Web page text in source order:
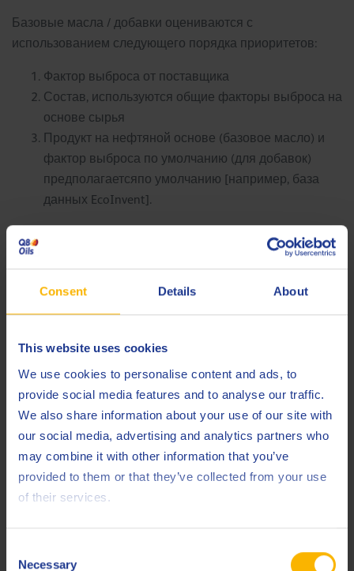
Consent Details About
This website uses cookies
We use cookies to personalise content and ads, to
provide social media features and to analyse our traffic.
We also share information about your use of our site with
our social media, advertising and analytics partners who
may combine it with other information that you’ve
provided to them or that they’ve collected from your use
of their services.
Necessary
Базовые масла / добавки оцениваются с
использованием следующего порядка приоритетов:
Фактор выброса от поставщика
Состав, используются общие факторы выброса на
основе сырья
Продукт на нефтяной основе (базовое масло) и
фактор выброса по умолчанию (для добавок)
предполагаетсяпо умолчанию [например, база
данных EcoInvent].
Транспортировка сырья от поставщиков
рассчитывается с использованием конкретной
Если поставщик сырья не указан, используется
среднее значение.
Смешивание / производство​
Этап смешивания был рассчитан на основе
первичных данных на уровне завода в Бельгии.
Общее энергопотребление и объем производства
смазочного материала были предоставлены за